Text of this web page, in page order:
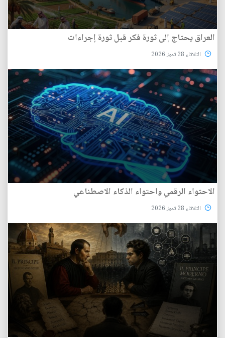
العراق يحتاج إلى ثورة فكر قبل ثورة إجراءات
الثلاثاء 28 تموز 2026
الاحتواء الرقمي واحتواء الذكاء الاصطناعي
الثلاثاء 28 تموز 2026